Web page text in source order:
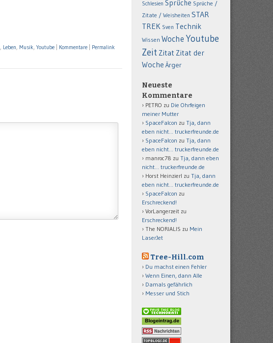
Leben Musik ,Youtube Kommentare Permalink
Schlesien Sprüche Sprüche /
Zitate / Weisheiten STAR
TREK Sven Technik
Wissen Woche Youtube
Zeit Zitat Zitat der
Woche Ärger
Neueste
Kommentare
PETRO zu Die Ohrfeigen
meiner Mutter
SpaceFalcon zu Tja, dann
eben nicht… truckerfreunde.de
SpaceFalcon zu Tja, dann
eben nicht… truckerfreunde.de
manroc78 zu Tja, dann eben
nicht… truckerfreunde.de
Horst Heinzierl zu Tja, dann
eben nicht… truckerfreunde.de
SpaceFalcon zu
Erschreckend!
VorLangerzeit zu
Erschreckend!
The NORIALIS zu Mein
LaserJet
Tree-Hill.com
Du machst einen Fehler
Wenn Einen, dann Alle
Damals gefährlich
Messer und Stich